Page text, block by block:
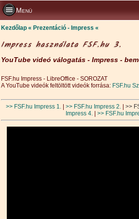
Menü
Kezdőlap Prezentáció - Impress
Impress használata FSF.hu 3.
YouTube videó válogatás - Impress -
FSF.hu Impress - LibreOffice - SOROZAT
A YouTube videók feltöltött videók forrása: FSF.hu
>> FSF.hu Impress 1. >> FSF.hu Impress 2. >>
Impress 4.
>> FSF.hu